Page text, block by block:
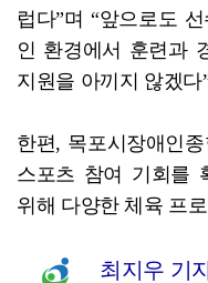
럽다”며 “앞으로도
인 환경에서 훈련과
지원을 아끼지 않겠다
한편, 목포시장애인
스포츠 참여 기회를
위해 다양한 체육 프
최지우 기